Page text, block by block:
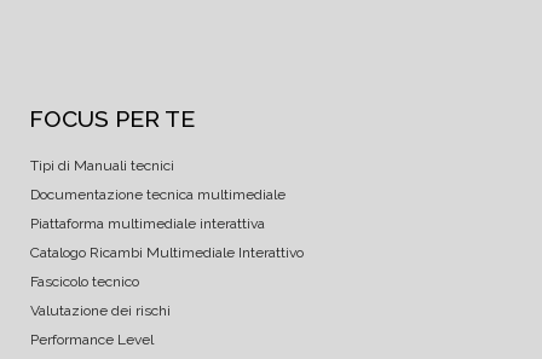
FOCUS PER TE
Tipi di Manuali tecnici
Documentazione tecnica multimediale
Piattaforma multimediale interattiva
Catalogo Ricambi Multimediale Interattivo
Fascicolo tecnico
Valutazione dei rischi
Performance Level